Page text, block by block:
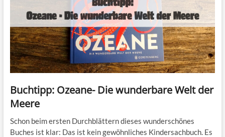
Buchtipp: Ozeane- Die wunderbare Welt der
Meere
Schon beim ersten Durchblättern dieses wunderschönes
Buches ist klar: Das ist kein gewöhnliches Kindersachbuch. Es